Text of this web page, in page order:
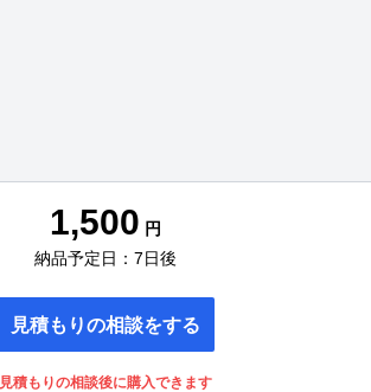
1,500 円
納品予定日：7日後
見積もりの相談をする
見積もりの相談後に購入できます